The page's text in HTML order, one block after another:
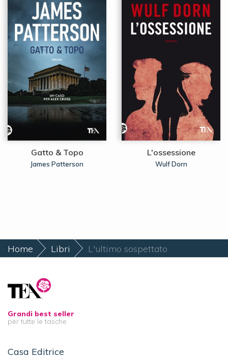
Gatto & Topo
James Patterson
L'ossessione
Wulf Dorn
Home Libri L'ultimo sospettato
Grandi best seller
per tutte le tasche
Casa Editrice